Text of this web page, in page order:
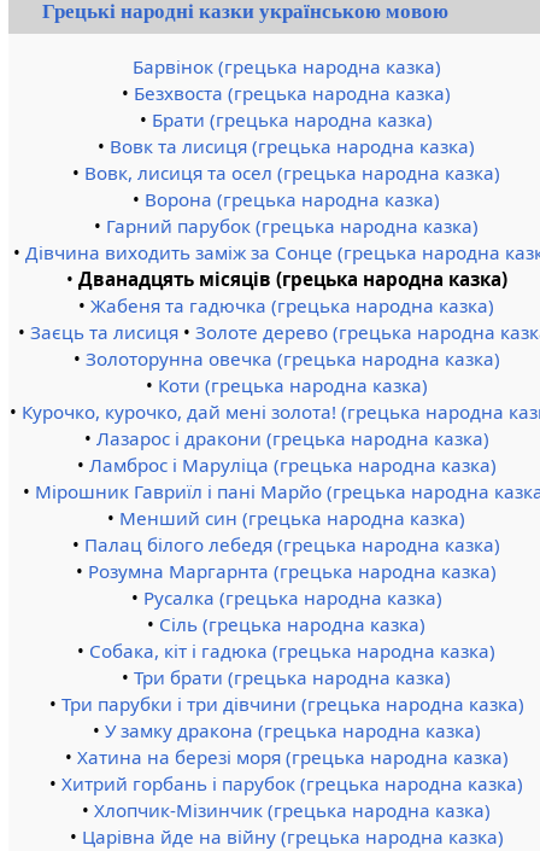
Грецькі народні казки українською мовою
Барвінок (грецька народна казка)
• Безхвоста (грецька народна казка)
• Брати (грецька народна казка)
• Вовк та лисиця (грецька народна казка)
• Вовк, лисиця та осел (грецька народна казка)
• Ворона (грецька народна казка)
• Гарний парубок (грецька народна казка)
• Дівчина виходить заміж за Сонце (грецька народна
• Дванадцять місяців (грецька народна казка)
•Жабеня та гадючка (грецька народна казка)
• Заєць та лисиця • Золоте дерево (грецька народна
• Золоторунна овечка (грецька народна казка)
• Коти (грецька народна казка)
• Курочко, курочко, дай мені золота! (грецька народна
• Лазарос і дракони (грецька народна казка)
• Ламброс і Маруліца (грецька народна казка)
• Мірошник Гавриїл і пані Марйо (грецька народна
• Менший син (грецька народна казка)
• Палац білого лебедя (грецька народна казка)
• Розумна Маргарнта (грецька народна казка)
• Русалка (грецька народна казка)
• Сіль (грецька народна казка)
• Собака, кіт і гадюка (грецька народна казка)
•Три брати (грецька народна казка)
• Три парубки і три дівчини (грецька народна казка)
• У замку дракона (грецька народна казка)
• Хатина на березі моря (грецька народна казка)
•Хитрий горбань і парубок (грецька народна казка)
•Хлопчик-Мізинчик (грецька народна казка)
• Царівна йде на війну (грецька народна казка)